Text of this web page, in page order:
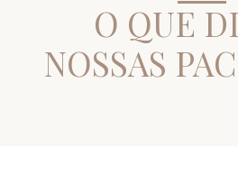
O QUE
NOSSAS